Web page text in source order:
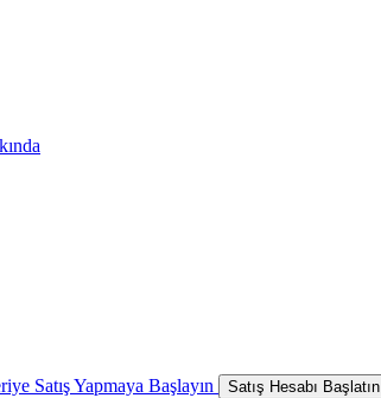
Satış Yapmaya Başlayın Satış Hesabı Başlatın